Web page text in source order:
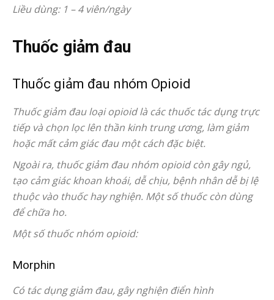
Liều dùng: 1 – 4 viên/ngày
Thuốc giảm đau
Thuốc giảm đau nhóm Opioid
Thuốc giảm đau loại opioid là các thuốc tác dụng trực
tiếp và chọn lọc lên thần kinh trung ương, làm giảm
hoặc mất cảm giác đau một cách đặc biệt.
Ngoài ra, thuốc giảm đau nhóm opioid còn gây ngủ,
tạo cảm giác khoan khoái, dễ chịu, bệnh nhân dễ bị lệ
thuộc vào thuốc hay nghiện. Một số thuốc còn dùng
để chữa ho.
Một số thuốc nhóm opioid:
Morphin
Có tác dụng giảm đau, gây nghiện điển hình